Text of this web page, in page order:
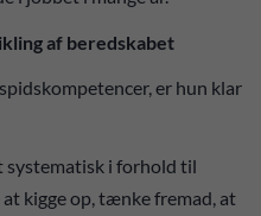
af beredskabet
er hun klar
systematisk i forhold til
kigge op, tænke fremad, at